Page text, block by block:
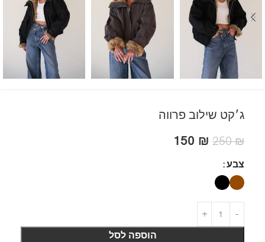
ג׳קט שילוב פרווה
250₪
150 ₪
צבע
הוספה לסל